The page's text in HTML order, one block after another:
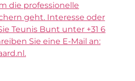
die professionelle
geht. Interesse oder
Teunis Bunt unter +31 6
Sie eine E-Mail an: